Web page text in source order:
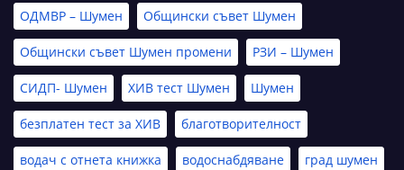
ОДМВР – Шумен Общински съвет Шумен
Общински съвет Шумен промени РЗИ – Шумен
СИДП- Шумен ХИВ тест Шумен Шумен
безплатен тест за ХИВ благотворителност
водач с отнета книжка водоснабдяване град шумен